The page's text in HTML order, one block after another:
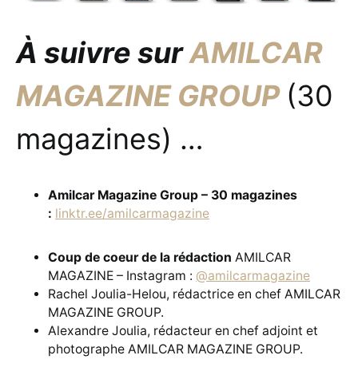
À suivre surAMILCAR
MAGAZINE GROUP (30
magazines) …
Amilcar Magazine Group – 30 magazines
: linktr.ee/amilcarmagazine
Coup de coeur de la rédaction AMILCAR
MAGAZINE – Instagram : @amilcarmagazine
Rachel Joulia-Helou, rédactrice en chef AMILCAR
MAGAZINE GROUP.
Alexandre Joulia, rédacteur en chef adjoint et
photographe AMILCAR MAGAZINE GROUP.